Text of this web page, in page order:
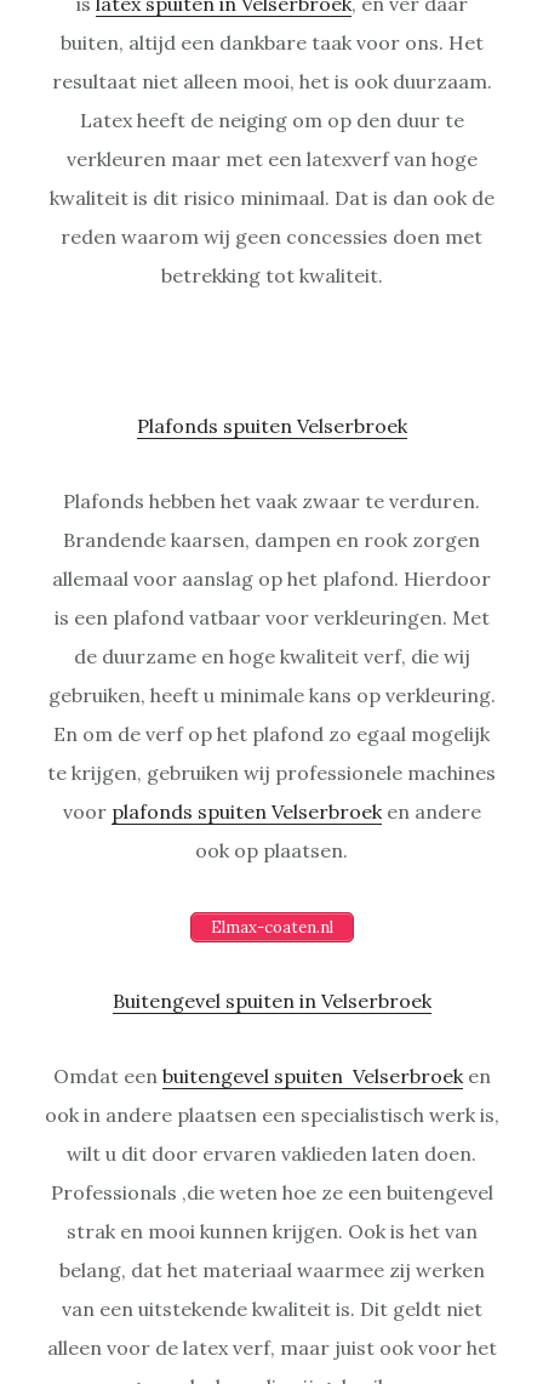
buiten, altijd een dankbare taak voor ons. Het
resultaat niet alleen mooi, het is ook duurzaam.
Latex heeft de neiging om op den duur te
verkleuren maar met een latexverf van hoge
kwaliteit is dit risico minimaal. Dat is dan ook de
reden waarom wij geen concessies doen met
betrekking tot kwaliteit.
Plafonds spuiten Velserbroek
Plafonds hebben het vaak zwaar te verduren.
Brandende kaarsen, dampen en rook zorgen
allemaal voor aanslag op het plafond. Hierdoor
is een plafond vatbaar voor verkleuringen. Met
de duurzame en hoge kwaliteit verf, die wij
gebruiken, heeft u minimale kans op verkleuring.
En om de verf op het plafond zo egaal mogelijk
te krijgen, gebruiken wij professionele machines
voor plafonds spuiten Velserbroeken andere
ook op plaatsen.
Elmax-coaten.nl
Buitengevel spuiten in Velserbroek
Omdat een buitengevel spuiten Velserbroeken
ook in andere plaatsen een specialistisch werk is,
wilt u dit door ervaren vaklieden laten doen.
Professionals ,die weten hoe ze een buitengevel
strak en mooi kunnen krijgen. Ook is het van
belang, dat het materiaal waarmee zij werken
van een uitstekende kwaliteit is. Dit geldt niet
alleen voor de latex verf, maar juist ook voor het